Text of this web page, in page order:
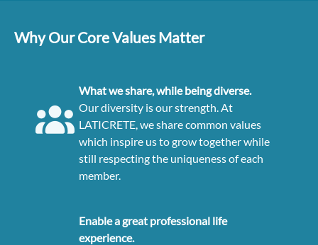
Why Our Core Values Matter
What we share, while being diverse.
Our diversity is our strength. At
LATICRETE, we share common values
which inspire us to grow together while
still respecting the uniqueness of each
member.
Enable a great professional life
experience.